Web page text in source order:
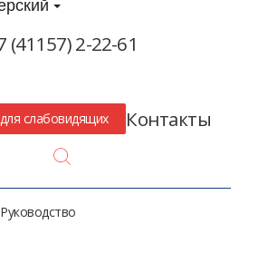
(41157) 2-22-61
слабовидящих Контакты